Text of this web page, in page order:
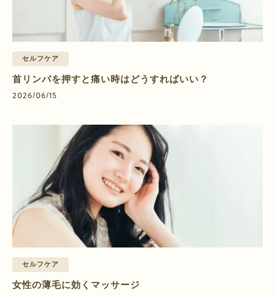
セルフケア
首リンパを押すと痛い時はどうすればいい？
2026/06/15
セルフケア
女性の薄毛に効くマッサージ